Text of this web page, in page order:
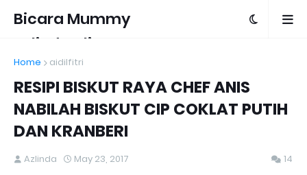
Bicara Mummy
Azlinda Alin
Home aidilfitri
RESIPI BISKUT RAYA CHEF ANIS
NABILAH BISKUT CIP COKLAT PUTIH
DAN KRANBERI
Azlinda May 23, 2017 14